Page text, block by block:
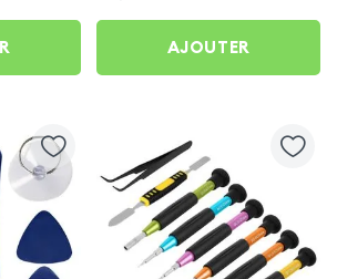
AJOUTER